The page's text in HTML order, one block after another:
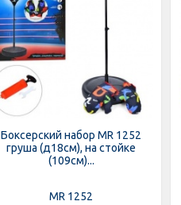
Боксерский набор MR 1252
груша (д18см), на стойке
(109см)...
MR 1252